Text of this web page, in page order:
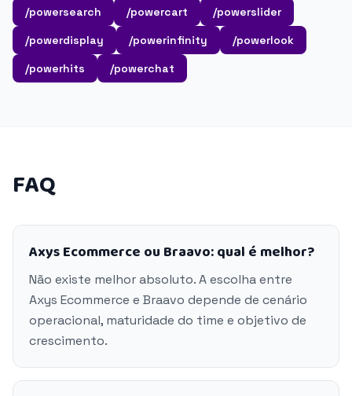
/powersearch /powercart
/powerslider
/powerdisplay
/powerinfinity
/powerlook
/powerhits
/powerchat
FAQ
Axys Ecommerce ou Braavo: qual é melhor?
Não existe melhor absoluto. A escolha entre
Axys Ecommerce e Braavo depende de cenário
operacional, maturidade do time e objetivo de
crescimento.